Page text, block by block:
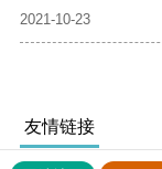
2021-10-23
友情链接